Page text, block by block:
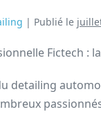
| Publié le
Fictech :
detailing